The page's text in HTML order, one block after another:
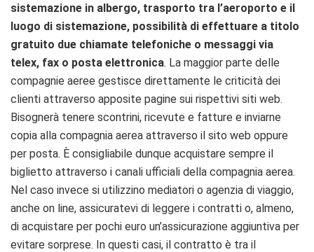
sistemazione in albergo, trasporto tra l’aeroporto e il
luogo di sistemazione, possibilità di effettuare a titolo
gratuito due chiamate telefoniche o messaggi via
telex, fax o posta elettronica. La maggior parte delle
compagnie aeree gestisce direttamente le criticità dei
clienti attraverso apposite pagine sui rispettivi siti web.
Bisognerà tenere scontrini, ricevute e fatture e inviarne
copia alla compagnia aerea attraverso il sito web oppure
per posta. È consigliabile dunque acquistare sempre il
biglietto attraverso i canali ufficiali della compagnia aerea.
Nel caso invece si utilizzino mediatori o agenzia di viaggio,
anche on line, assicuratevi di leggere i contratti o, almeno,
di acquistare per pochi euro un’assicurazione aggiuntiva per
evitare sorprese. In questi casi, il contratto è tra il